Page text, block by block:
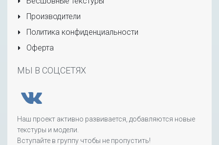
Производители
Политика конфиденциальности
Оферта
МЫ В СОЦСЕТЯХ
Наш проект активно развивается, добавляются новые
текстуры и модели.
Вступайте в группу чтобы не пропустить!